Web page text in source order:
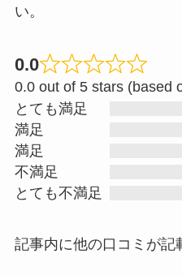
い。
0.0
R
0
0.0 out of 5 stars (based
とても満足
満足
満足
不満足
とても不満足
記事内に他の口コミが記